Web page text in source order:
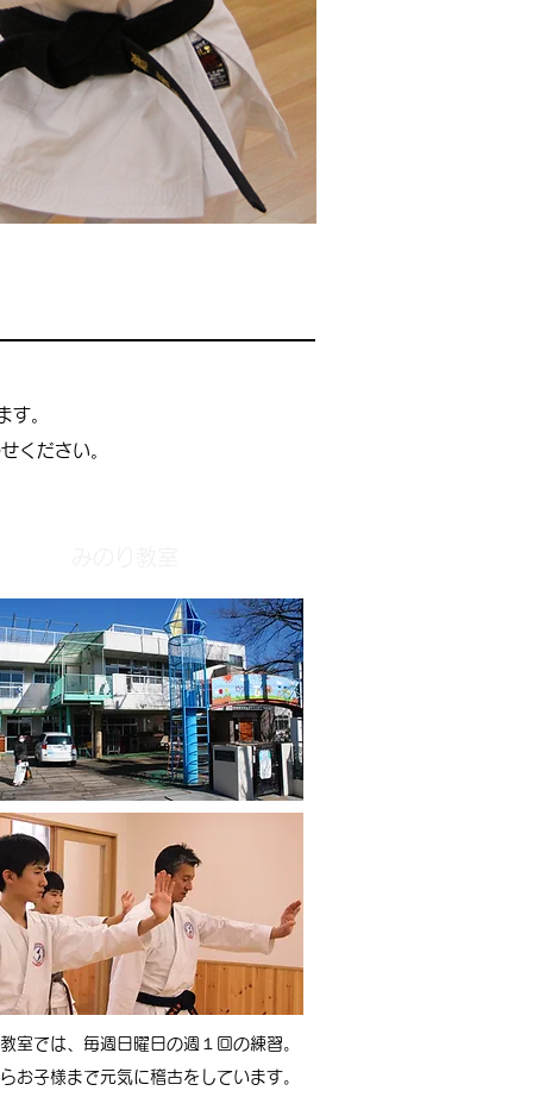
す。
ください。
室では、 毎週日曜日の週１回の練習。
お子様まで元気に稽古をしています。